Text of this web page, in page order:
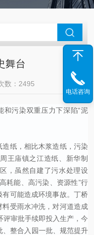
舞台
数：2495
污染双重压力下深陷“泥
纸，相比木浆造纸，污染
王庙镇之江造纸、新华制
，虽然自建了污水处理设
高耗能、高污染、资源性”行
可能造成环境事故。丁桥
受雨水冲洗，对河道造成
评审批手续即投入生产，今
、整合入园一批、规范提升
电话咨询